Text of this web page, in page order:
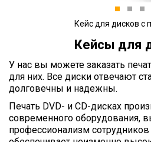
1 2
3
Кейс для дисков с
Кейсы для
У нас вы можете заказать
для них. Все диски отвечают
долговечны и надежны.
Печать DVD- и CD-дисках
современного оборудования,
профессионализм